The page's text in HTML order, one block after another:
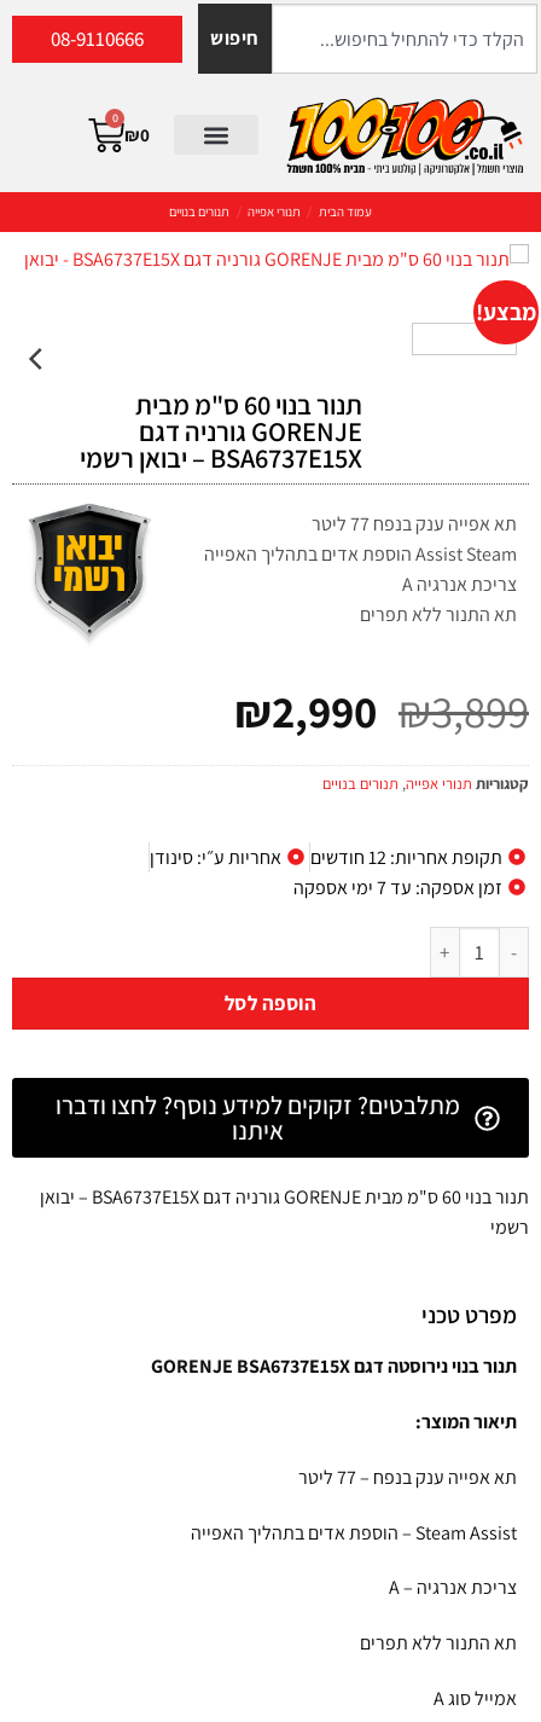
חיפוש 08-9110666
₪0
0
עמוד הבית / תנורי אפייה / תנורים בנויים
מבצע!
תנור בנוי 60 ס"מ מבית
GORENJE גורניה דגם
BSA6737E15X – יבואן רשמי
תא אפייה ענק בנפח 77 ליטר
Assist Steam הוספת אדים בתהליך האפייה
צריכת אנרגיה A
תא התנור ללא תפרים
₪3,899
₪2,990
קטגוריות תנורי אפייה, תנורים בנויים
תקופת אחריות: 12 חודשים
אחריות ע״י: סינודן
זמן אספקה: עד 7 ימי אספקה
הוספה לסל
מתלבטים? זקוקים למידע נוסף? לחצו ודברו
איתנו
תנור בנוי 60 ס"מ מבית GORENJE גורניה דגם BSA6737E15X – יבואן
רשמי
מפרט טכני
תנור בנוי נירוסטה דגם GORENJE BSA6737E15X
תיאור המוצר:
תא אפייה ענק בנפח – 77 ליטר
Steam Assist – הוספת אדים בתהליך האפייה
צריכת אנרגיה – A
תא התנור ללא תפרים
אמייל סוג A